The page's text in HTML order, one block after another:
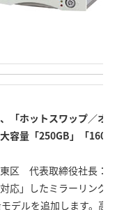
「ホットスワップ／オ
容量「250GB」「
区 代表取締役社長：
応」したミラーリング
デルを追加します。